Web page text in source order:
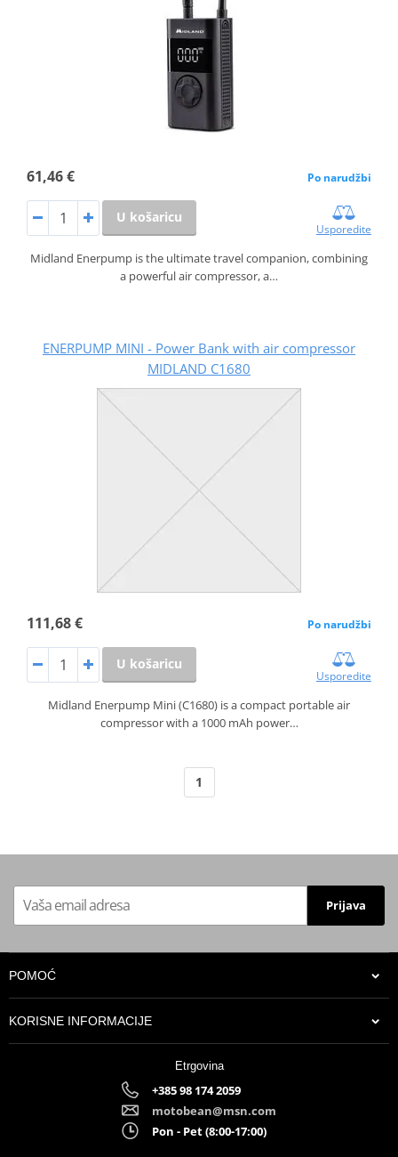
61,46 € Po narudžbi
U košaricu
Usporedite
Midland Enerpump is the ultimate travel companion, combining
a powerful air compressor, a…
ENERPUMP MINI - Power Bank with air compressor
MIDLAND C1680
111,68 € Po narudžbi
U košaricu
Usporedite
Midland Enerpump Mini (C1680) is a compact portable air
compressor with a 1000 mAh power…
1
Prijava
POMOĆ
KORISNE INFORMACIJE
Etrgovina
+385 98 174 2059
motobean@msn.com
Pon - Pet (8:00-17:00)